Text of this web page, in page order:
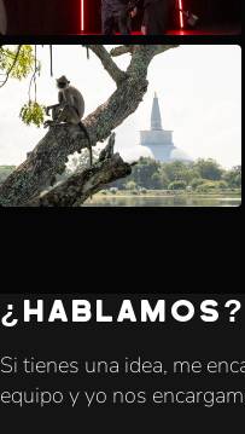
¿HABLAMOS?
Si tienes una idea, me
equipo y yo nos